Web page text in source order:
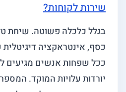
שירות לקוחות?
בגלל כלכלה פשוטה. שיחת
כסף, אינטראקציה
ככל שפחות אנשים מגיעים
יורדות עלויות המוקד.